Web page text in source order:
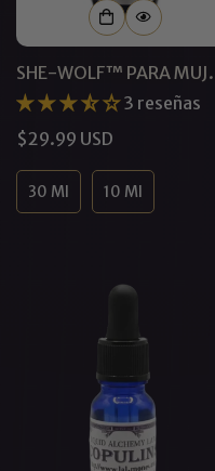
SHE-WOLF™ PARA
| PERFUME DE3 reseñas
Precio
$29.99 USD
30 Ml 10 Ml